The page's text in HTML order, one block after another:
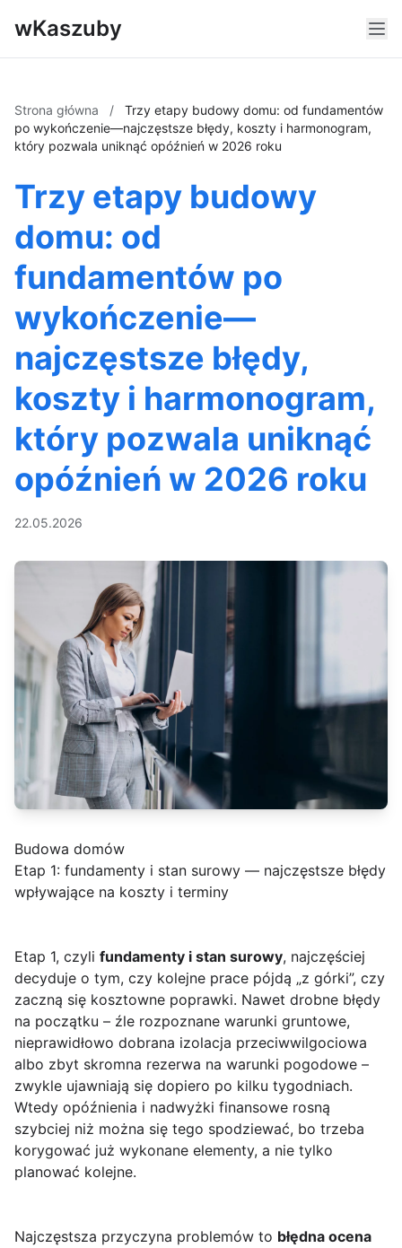
wKaszuby
Strona główna /
Trzy etapy budowy domu: od fundamentów
po wykończenie—najczęstsze błędy, koszty i harmonogram,
który pozwala uniknąć opóźnień w 2026 roku
Trzy etapy budowy
domu: od
fundamentów po
wykończenie—
najczęstsze błędy,
koszty i harmonogram,
który pozwala uniknąć
opóźnień w 2026 roku
22.05.2026
Budowa domów
Etap 1: fundamenty i stan surowy — najczęstsze błędy
wpływające na koszty i terminy
Etap 1, czyli fundamenty i stan surowy, najczęściej
decyduje o tym, czy kolejne prace pójdą „z górki”, czy
zaczną się kosztowne poprawki. Nawet drobne błędy
na początku – źle rozpoznane warunki gruntowe,
nieprawidłowo dobrana izolacja przeciwwilgociowa
albo zbyt skromna rezerwa na warunki pogodowe –
zwykle ujawniają się dopiero po kilku tygodniach.
Wtedy opóźnienia i nadwyżki finansowe rosną
szybciej niż można się tego spodziewać, bo trzeba
korygować już wykonane elementy, a nie tylko
planować kolejne.
Najczęstsza przyczyna problemów to błędna ocena